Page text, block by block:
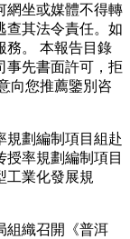
網坐或媒體不得轉
查其法令責任。如
務。 本報告目錄
事先書面許可，拒
向您推薦鑒別咨
劃編制項目組赴
率規劃編制項目
工業化發展規
織召開《普洱